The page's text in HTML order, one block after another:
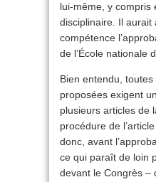
lui-même, y compris
disciplinaire. Il aurait
compétence
de l’École nationale
Bien entendu,
proposées exigent
plusieurs articles de
procédure de
donc, avant
ce qui paraît de loin
devant le Congrès –